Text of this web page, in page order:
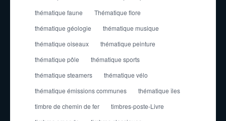
thématique faune
Thématique flore
thématique géologie
thématique musique
thématique oiseaux
thématique peinture
thématique pôle
thématique sports
thématique steamers
thématique vélo
thématique émissions communes
thématique îles
timbre de chemin de fer
timbres-poste-Livre